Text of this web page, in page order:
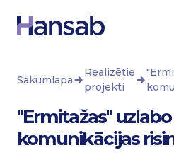
Sākumlapa
Realizētie
projekti
"Ermitažas"
komunikācijas